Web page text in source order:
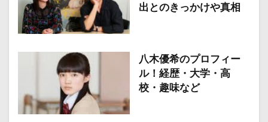
出とのきっかけや真相
八木優希のプロフィー
ル！経歴・大学・高
校・趣味など